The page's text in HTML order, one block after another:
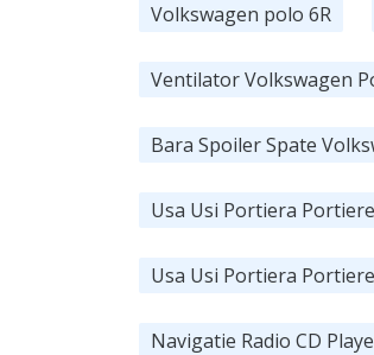
Volkswagen polo 6R
Ventilator Volkswagen
Bara Spoiler Spate
Usa Usi Portiera
Usa Usi Portiera
Navigatie Radio CD